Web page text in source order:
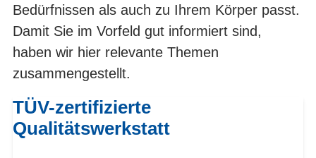
Bedürfnissen als auch zu Ihrem Körper passt.
Damit Sie im Vorfeld gut informiert sind,
haben wir hier relevante Themen
zusammengestellt.
TÜV-zertifizierte
Qualitätswerkstatt